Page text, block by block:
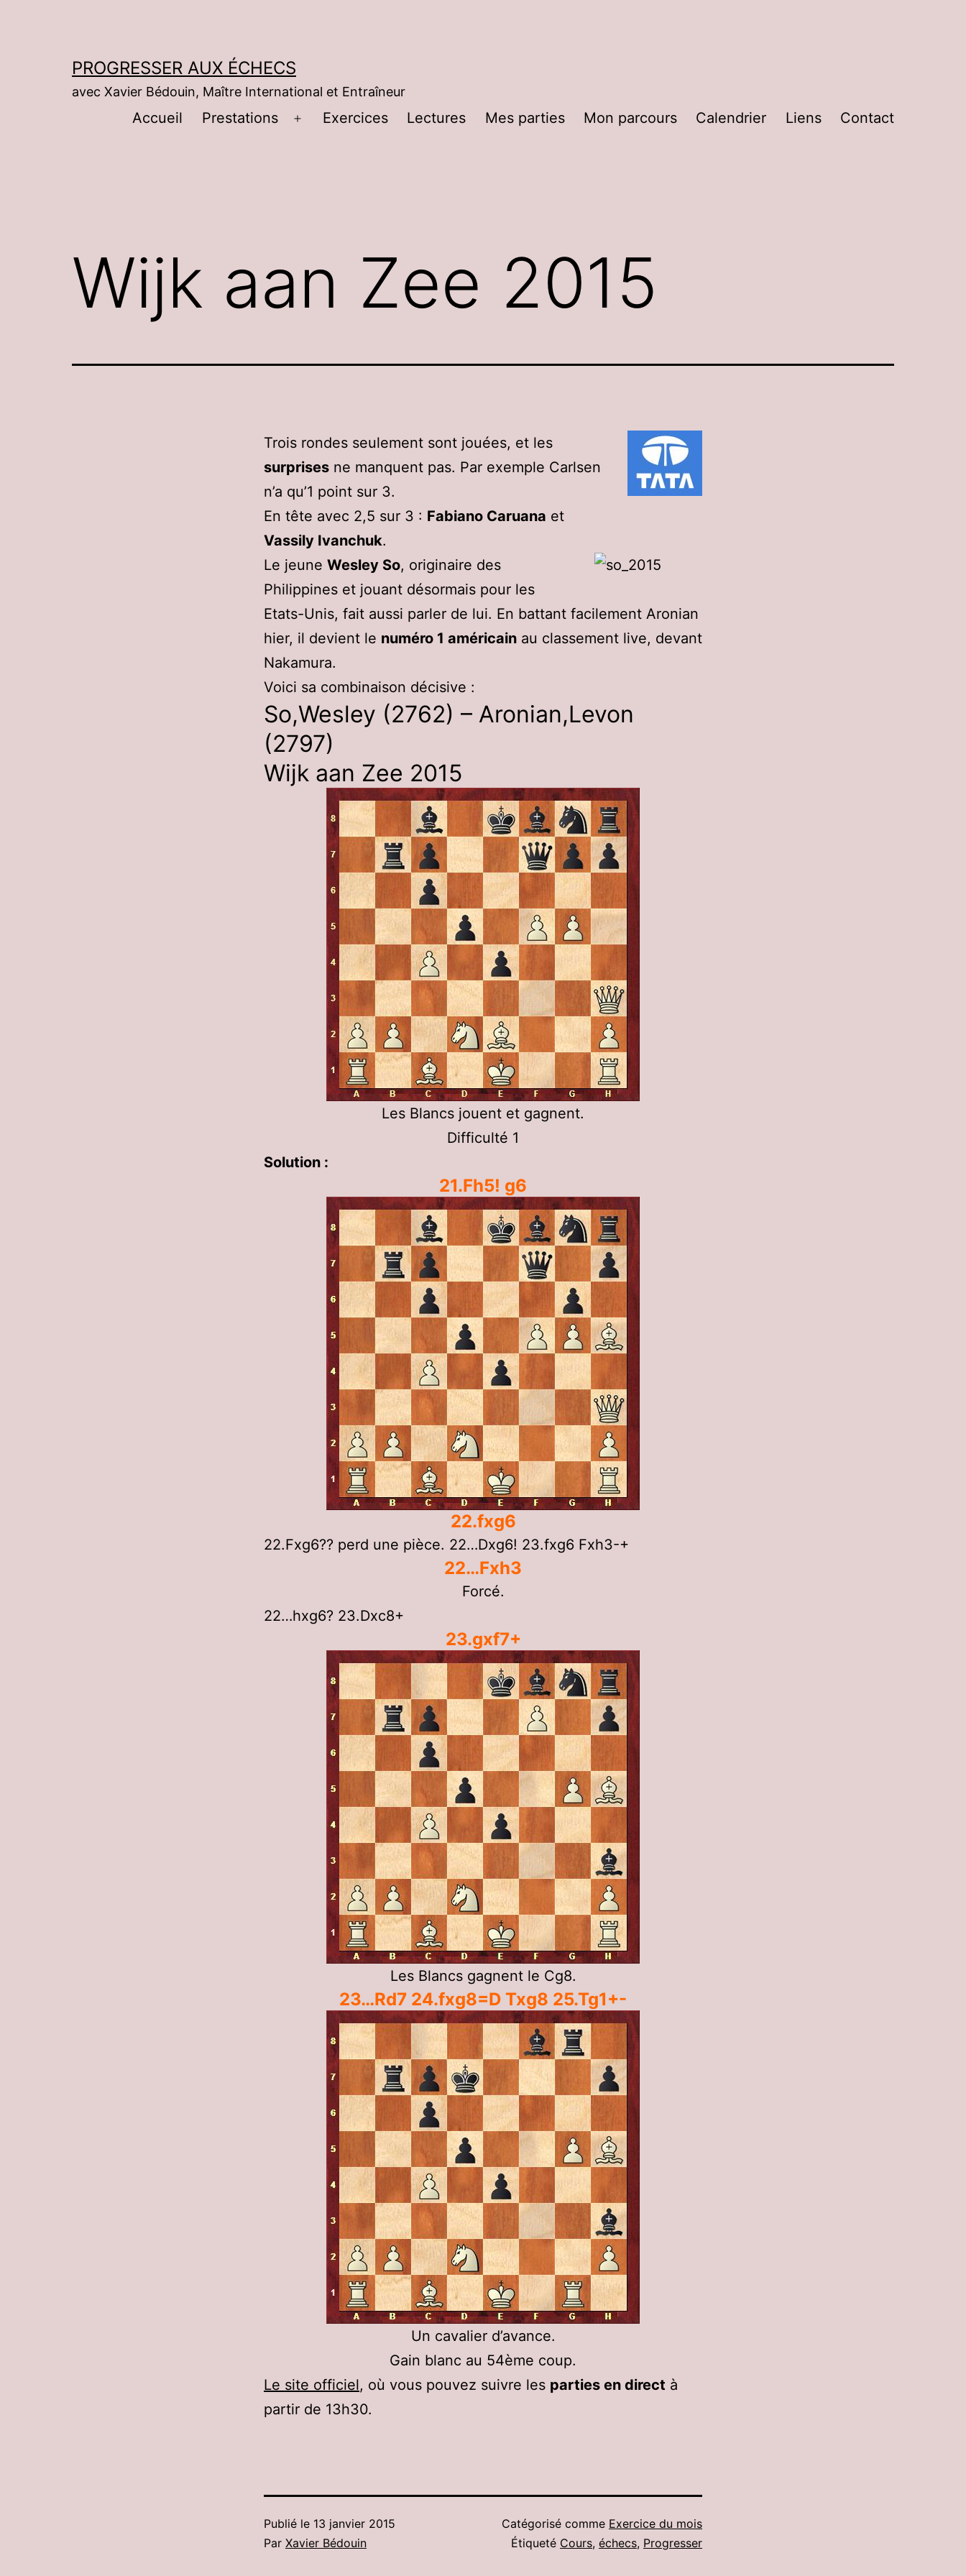
PROGRESSER AUX ÉCHECS
avec Xavier Bédouin, Maître International et Entraîneur
Accueil Prestations
Ouvrir
Exercices Lectures Mes parties Mon parcours Calendrier Liens Contact
Wijk aan Zee 2015
Trois rondes seulement sont jouées, et les
surprises ne manquent pas. Par exemple Carlsen
n’a qu’1 point sur 3.
En tête avec 2,5 sur 3 : Fabiano Caruana et
Vassily Ivanchuk.
Le jeune Wesley So, originaire des
Philippines et jouant désormais pour les
Etats-Unis, fait aussi parler de lui. En battant facilement Aronian
hier, il devient le numéro 1 américain au classement live, devant
Nakamura.
Voici sa combinaison décisive :
So,Wesley (2762) – Aronian,Levon
(2797)
Wijk aan Zee 2015
Les Blancs jouent et gagnent.
Difficulté 1
Solution :
21.Fh5! g6
22.fxg6
22.Fxg6?? perd une pièce. 22…Dxg6! 23.fxg6 Fxh3-+
22…Fxh3
Forcé.
22…hxg6? 23.Dxc8+
23.gxf7+
Les Blancs gagnent le Cg8.
23…Rd7 24.fxg8=D Txg8 25.Tg1+-
Un cavalier d’avance.
Gain blanc au 54ème coup.
Le site officiel, où vous pouvez suivre les parties en direct à
partir de 13h30.
Publié le 13 janvier 2015
Par Xavier Bédouin
Catégorisé comme Exercice du mois
Étiqueté Cours, échecs, Progresser